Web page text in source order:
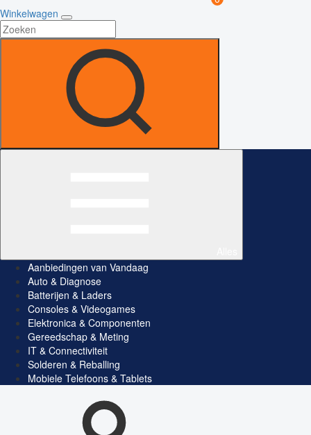
Winkelwagen
Aanbiedingen van Vandaag
Auto & Diagnose
Batterijen & Laders
Consoles & Videogames
Elektronica & Componenten
Gereedschap & Meting
IT & Connectiviteit
Solderen & Reballing
Mobiele Telefoons & Tablets